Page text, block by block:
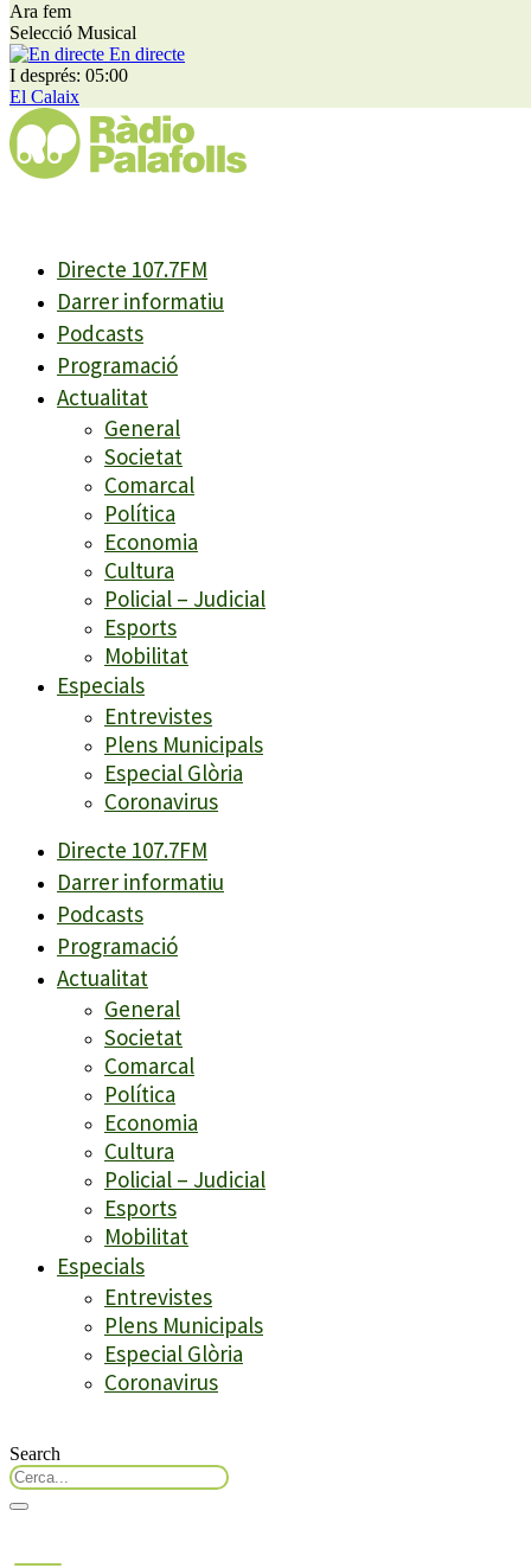
Ara fem
Selecció Musical
En directe
I després: 05:00
El Calaix
Directe 107.7FM
Darrer informatiu
Podcasts
Programació
Actualitat
General
Societat
Comarcal
Política
Economia
Cultura
Policial – Judicial
Esports
Mobilitat
Especials
Entrevistes
Plens Municipals
Especial Glòria
Coronavirus
Directe 107.7FM
Darrer informatiu
Podcasts
Programació
Actualitat
General
Societat
Comarcal
Política
Economia
Cultura
Policial – Judicial
Esports
Mobilitat
Especials
Entrevistes
Plens Municipals
Especial Glòria
Coronavirus
Search